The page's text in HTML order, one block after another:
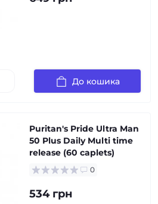
До кошика
Puritan's Pride Ultra Man
50 Plus Daily Multi time
release (60 caplets)
0
534 грн